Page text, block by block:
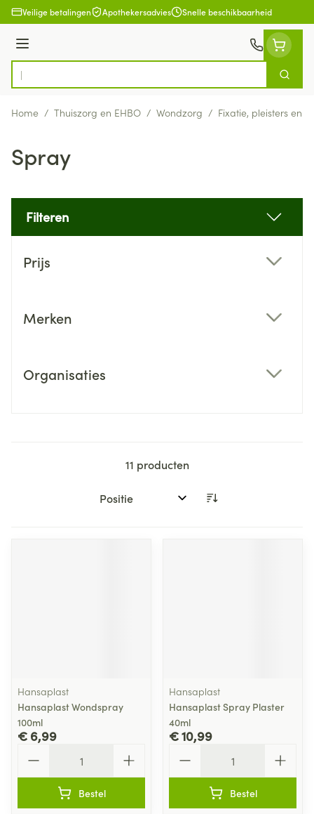
Ga naar de inhoud
Veilige betalingen Apothekersadvies Snelle beschikbaarheid
Menu
Product, merk, categorie...
Zoek
Home / Thuiszorg en EHBO / Wondzorg / Fixatie, pleisters en
Spray
Filteren
Prijs
Merken
Organisaties
11 producten
Sorteer op:
Hansaplast
Hansaplast Wondspray
100ml
€ 6,99
Bestel
Hansaplast
Hansaplast Spray Plaster
40ml
€ 10,99
Bestel